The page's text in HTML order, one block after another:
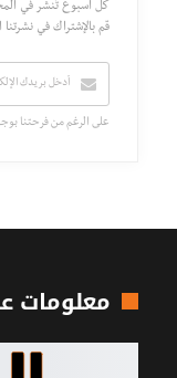
كل أسبوع تُنشر في
قم بالإشتراك في
على الرغم من فرحتنا
معلومات